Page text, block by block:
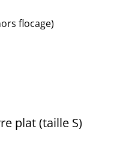
flocage)
plat (taille S)